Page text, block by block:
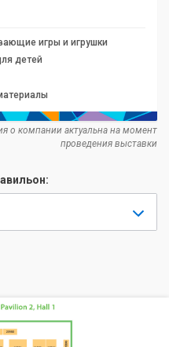
игры и игрушки
детей
о компании актуальна на момент
проведения выставки